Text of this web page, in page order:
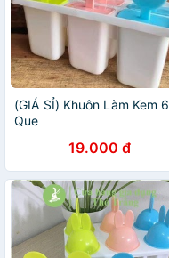
(GIÁ SỈ) Khuôn Làm Kem 6
Que
19.000 đ